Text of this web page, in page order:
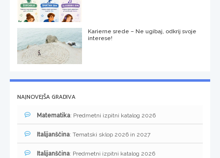
Karierne srede – Ne ugibaj, odkrij svoje
interese!
NAJNOVEJŠA GRADIVA
Matematika: Predmetni izpitni katalog 2026
Italijanščina: Tematski sklop 2026 in 2027
Italijanščina: Predmetni izpitni katalog 2026